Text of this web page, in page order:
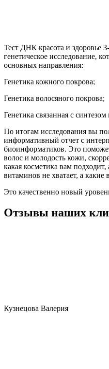
Тест ДНК красота и здоровье
генетическое исследование,
основных направления:
Генетика кожного покрова;
Генетика волосяного покрова;
Генетика связанная с
По итогам исследования вы
информативный отчет с
биоинформатиков. Это
волос и молодость кожи,
какая косметика вам
витаминов не хватает, а какие
Это качественно новый
Отзывы наших
Кузнецова Валерия